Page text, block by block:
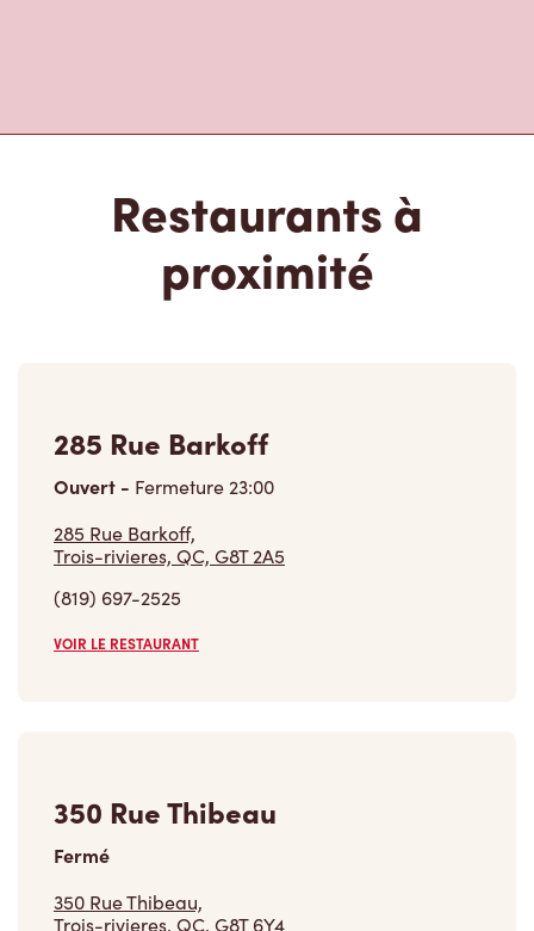
Restaurants à
proximité
285 Rue Barkoff
Ouvert - Fermeture23:00
285 Rue Barkoff,
Trois-rivieres, QC, G8T 2A5
(819) 697-2525
VOIR LE RESTAURANT
350 Rue Thibeau
Fermé
350 Rue Thibeau,
Trois-rivieres, QC, G8T 6Y4